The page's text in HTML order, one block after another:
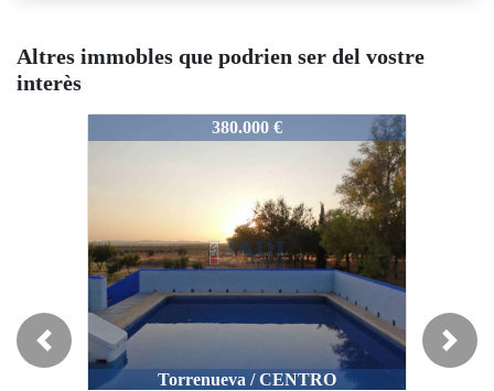
Altres immobles que podrien ser del vostre
interès
Torrenueva / CENTRO
450.000 €
Valdepeñas / CENTRO
Previous Next